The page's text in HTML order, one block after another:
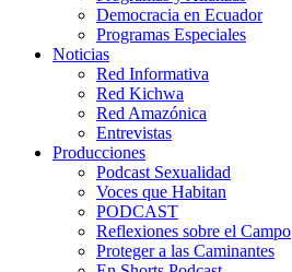
Democracia en Ecuador
Programas Especiales
Noticias
Red Informativa
Red Kichwa
Red Amazónica
Entrevistas
Producciones
Podcast Sexualidad
Voces que Habitan
PODCAST
Reflexiones sobre el Campo
Proteger a las Caminantes